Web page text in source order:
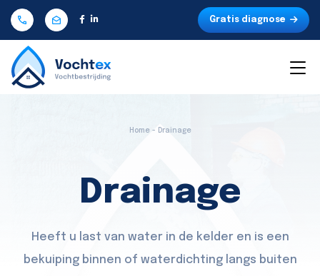
Gratis diagnose
Home - Drainage
Drainage
Heeft u last van water in de kelder en is een
bekuiping binnen of waterdichting langs buiten